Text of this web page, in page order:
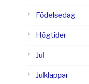
Födelsedag
Högtider
Jul
Julklappar